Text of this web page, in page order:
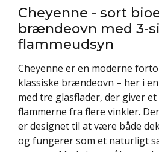
Cheyenne - sort
brændeovn med 3-
flammeudsyn
Cheyenne er en moderne
klassiske brændeovn – her i
med tre glasflader, der giver
flammerne fra flere vinkler.
er designet til at være både
og fungerer som et naturligt